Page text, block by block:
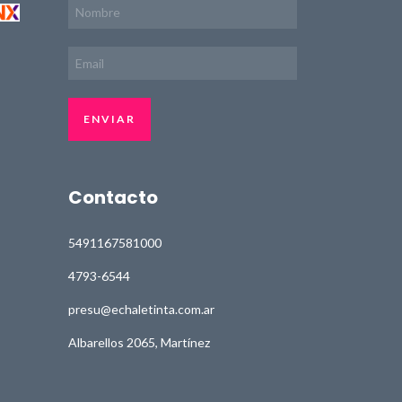
Contacto
5491167581000
4793-6544
presu@echaletinta.com.ar
Albarellos 2065, Martínez